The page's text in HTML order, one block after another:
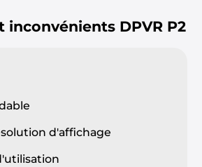
inconvénients DPVR P2
d'affichage